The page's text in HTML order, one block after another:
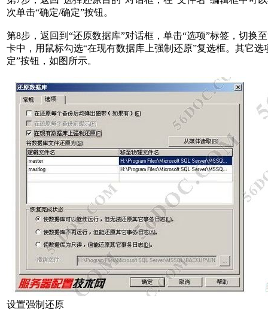
次单击“确定/确定”按钮。
第8步，返回到“还原数据库”对话框，单击“选项”标签，切换
卡中，用鼠标勾选“在现有数据库上强制还原”复选框。其它选
定”按钮，如图所示。
设置强制还原